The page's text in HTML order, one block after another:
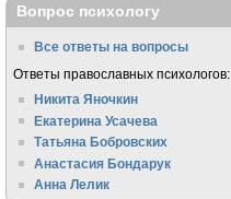
Вопрос психологу
Все ответы на вопросы
Ответы православных психологов:
Никита Яночкин
Екатерина Усачева
Татьяна Бобровских
Анастасия Бондарук
Анна Лелик